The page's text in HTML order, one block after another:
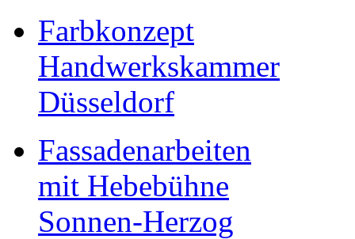
Farbkonzept
Handwerkskammer
Düsseldorf
Fassadenarbeiten
mit Hebebühne
Sonnen-Herzog